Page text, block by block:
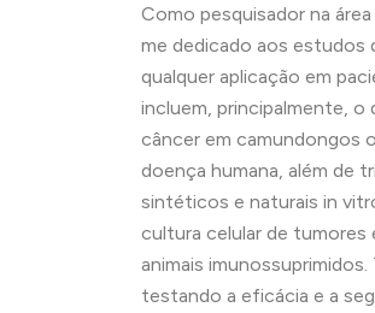
Como pesquisador na
me dedicado aos estudos
qualquer aplicação em
incluem, principalmente, o
câncer em camundongos
doença humana, além de
sintéticos e naturais in
cultura celular de
animais
testando a eficácia e a